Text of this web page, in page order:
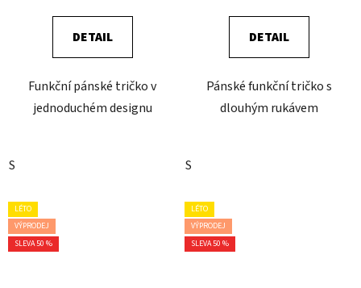
DETAIL
Funkční pánské tričko v
jednoduchém designu
S
DETAIL
Pánské funkční tričko s
dlouhým rukávem
S
LÉTO
VÝPRODEJ
SLEVA 50 %
LÉTO
VÝPRODEJ
SLEVA 50 %